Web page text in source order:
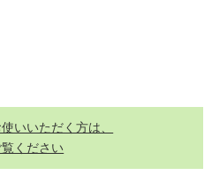
いいただく方は、
ください